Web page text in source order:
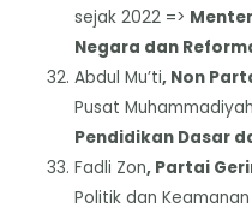
sejak 2022 =>
Negara dan
Abdul Mu’ti, Non
Pusat
Pendidikan Dasar
Fadli Zon, Partai
Politik dan